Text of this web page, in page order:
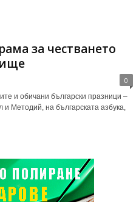
за честването
0
и обичани български празници –
Методий, на българската азбука,